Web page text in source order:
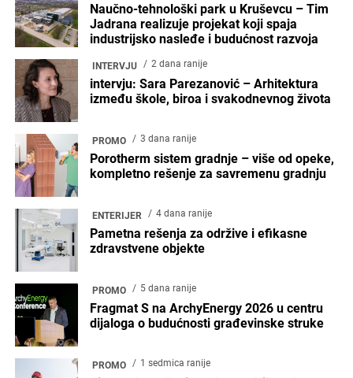
Naučno-tehnološki park u Kruševcu – Tim
Jadrana realizuje projekat koji spaja
industrijsko nasleđe i budućnost razvoja
INTERVJU 2 dana ranije
intervju: Sara Parezanović – Arhitektura
između škole, biroa i svakodnevnog života
PROMO 3 dana ranije
Porotherm sistem gradnje – više od opeke,
kompletno rešenje za savremenu gradnju
ENTERIJER 4 dana ranije
Pametna rešenja za održive i efikasne
zdravstvene objekte
PROMO 5 dana ranije
Fragmat S na ArchyEnergy 2026 u centru
dijaloga o budućnosti građevinske struke
PROMO 1 sedmica ranije